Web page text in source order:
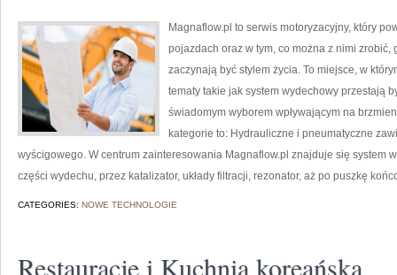
Magnaflow.pl to serwis motoryzacyjny, który
pojazdach oraz w tym, co można z nimi
zaczynają być stylem życia. To miejsce, w
tematy takie jak system wydechowy przestają
świadomym wyborem wpływającym na
kategorie to: Hydrauliczne i pneumatyczne
wyścigowego. W centrum zainteresowania Magnaflow.pl znajduje się system
części wydechu, przez katalizator, układy filtracji, rezonator, aż po puszkę
CATEGORIES: NOWE TECHNOLOGIE
Restauracje i Kuchnia koreańska